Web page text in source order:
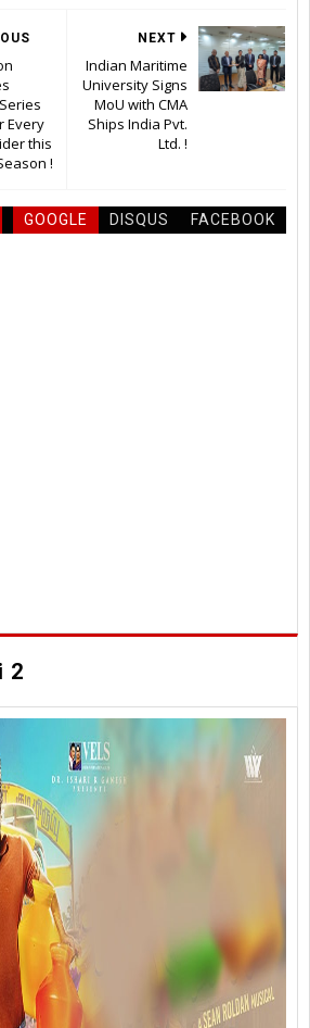
NEXT
Indian Maritime
University Signs
MoU with CMA
Ships India Pvt.
Ltd. !
Every
this
!
GOOGLE DISQUS FACEBOOK
2